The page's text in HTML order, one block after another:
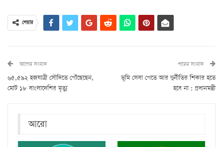
শেয়ার
আগের সংবাদ
৬৫,৫৯২ হজযাত্রী সৌদিতে পৌঁছেছেন,
মোট ১৮ বাংলাদেশির মৃত্যু
পরের সংবাদ
ভূমি সেবা পেতে আর দুর্নীতির শিকার হতে
হবে না : প্রধানমন্ত্রী
আরো